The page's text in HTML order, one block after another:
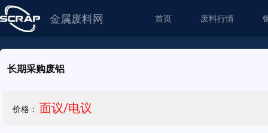
金属废料网 首页 废料行情
长期采购废铝
价格： 面议/电议